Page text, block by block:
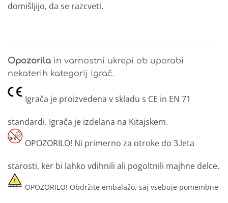
domišljijo, da se razcveti.
Opozorila in varnostni ukrepi ob uporabi
nekaterih kategorij igrač.
Igrača je proizvedena v skladu s CE in EN 71
standardi. Igrača je izdelana na Kitajskem.
OPOZORILO! Ni primerno za otroke do 3.leta
starosti, ker bi lahko vdihnili ali pogoltnili majhne delce.
OPOZORILO! Obdržite embalažo, saj vsebuje pomembne